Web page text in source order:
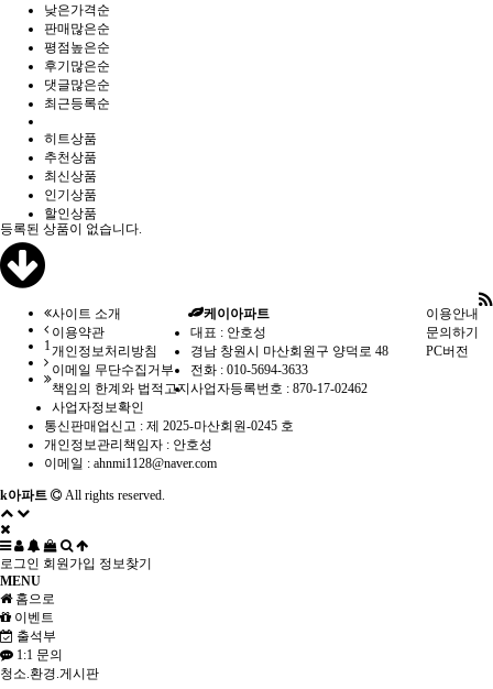
낮은가격순
판매많은순
평점높은순
후기많은순
댓글많은순
최근등록순
히트상품
추천상품
최신상품
인기상품
할인상품
등록된 상품이 없습니다.
1
사이트 소개
이용약관
개인정보처리방침
이메일 무단수집거부
책임의 한계와 법적고지
이용안내
문의하기
PC버전
케이아파트
대표 : 안호성
경남 창원시 마산회원구 양덕로 48
전화 : 010-5694-3633
사업자등록번호 : 870-17-02462
사업자정보확인
통신판매업신고 : 제 2025-마산회원-0245 호
개인정보관리책임자 : 안호성
이메일 : ahnmi1128@naver.com
k아파트 All rights reserved.
로그인 회원가입 정보찾기
MENU
홈으로
이벤트
출석부
1:1 문의
청소.환경.게시판